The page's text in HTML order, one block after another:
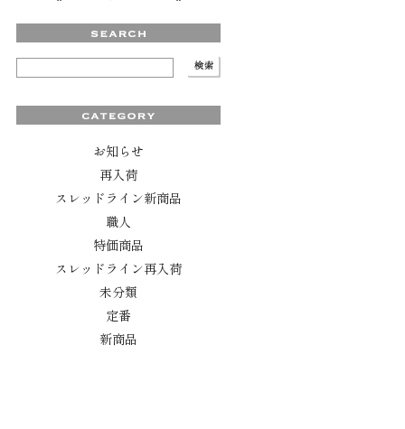
お知らせ
再入荷
スレッドライン新商品
職人
特価商品
スレッドライン再入荷
未分類
定番
新商品